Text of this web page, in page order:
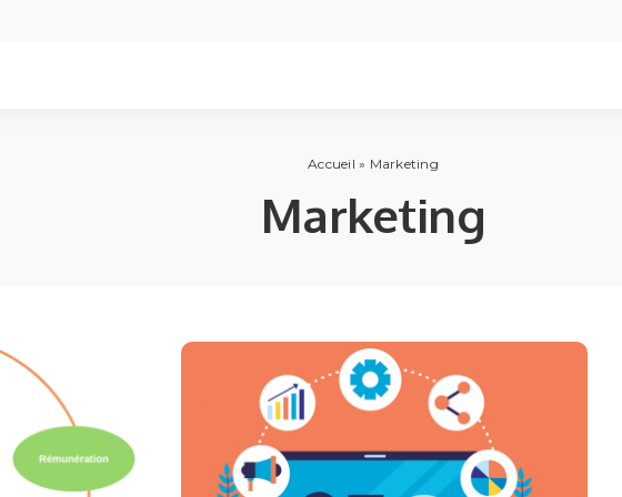
Accueil » Marketing
Marketing